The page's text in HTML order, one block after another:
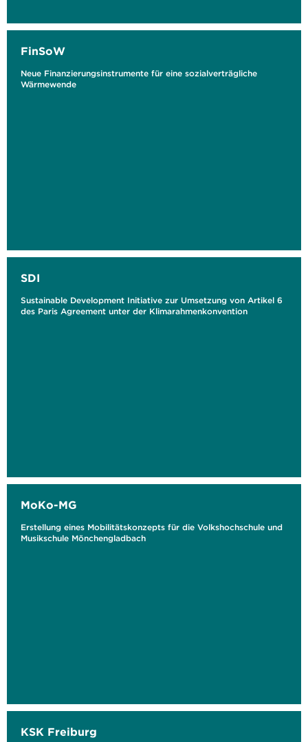
FinSoW
Neue Finanzierungsinstrumente für eine sozialverträgliche
Wärmewende
SDI
Sustainable Development Initiative zur Umsetzung von Artikel 6
des Paris Agreement unter der Klimarahmenkonvention
MoKo-MG
Erstellung eines Mobilitätskonzepts für die Volkshochschule und
Musikschule Mönchengladbach
KSK Freiburg